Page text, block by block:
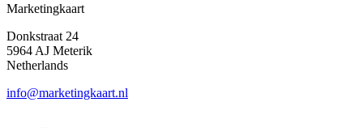
Marketingkaart
Donkstraat 24
5964 AJ Meterik
Netherlands
info@marketingkaart.nl